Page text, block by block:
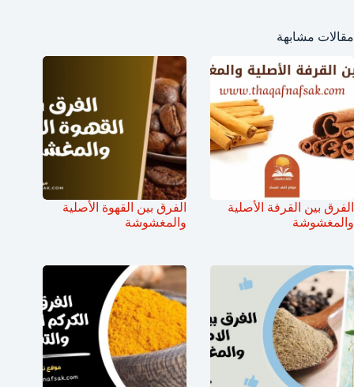
مقالات مشابهة
الفرق بين القرفة الأصلية
والمغشوشة
الفرق بين القهوة الأصلية
والمغشوشة